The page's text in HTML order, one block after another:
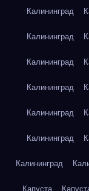
Калининград
Калининград
Калининград
Калининград
Калининград
Калининград
Калининград
Капуста